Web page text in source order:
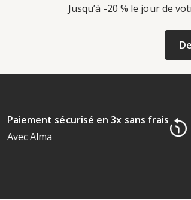
Jusqu’à -20 % le jour de
Paiement sécurisé en 3x sans frais
Avec Alma